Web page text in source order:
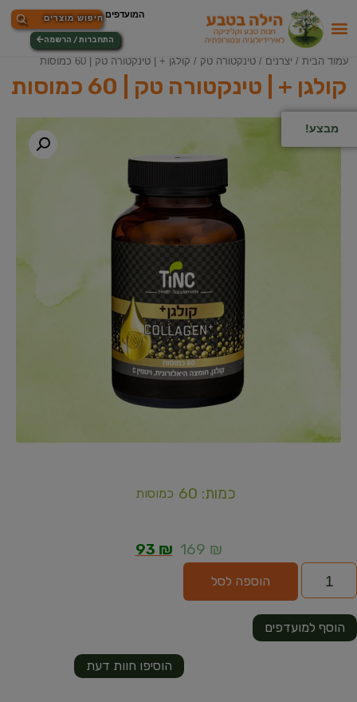
התחברות / הרשמה
עמוד הבית / יצרנים / טינקטורה טק / קולגן + | טינקטורה טק | 60 כמוסות
קולגן + | טינקטורה טק | 60 כמוסות
מבצע!
כמות: 60 כמוסות
169 ₪
93 ₪
הוספה לסל
הוסיפו חוות דעת
הוסף למועדפים